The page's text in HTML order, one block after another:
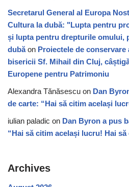
Secretarul General al Europa
Cultura la dubă: "Lupta pentru
și lupta pentru drepturile omului,
dubăon Proiectele de
bisericii Sf. Mihail din Cluj,
Europene pentru Patrimoniu
Alexandra Tănăsescu on Dan
de carte: “Hai să citim același
iulian paladic on Dan Byron a pus
“Hai să citim același lucru! Hai să
Archives